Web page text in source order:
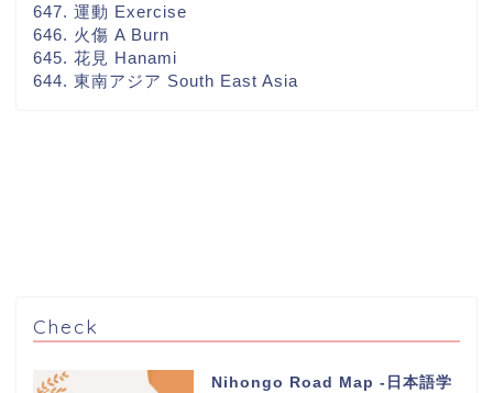
647. 運動 Exercise
646. 火傷 A Burn
645. 花見 Hanami
644. 東南アジア South East Asia
Check
Nihongo Road Map -日本語学